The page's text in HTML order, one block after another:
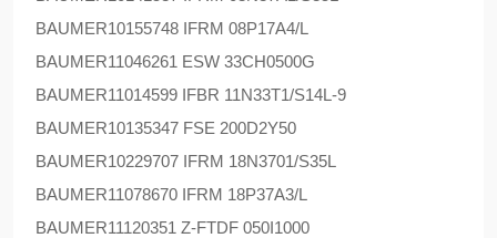
BAUMER10155748 IFRM 08P17A4/L
BAUMER11046261 ESW 33CH0500G
BAUMER11014599 IFBR 11N33T1/S14L-9
BAUMER10135347 FSE 200D2Y50
BAUMER10229707 IFRM 18N3701/S35L
BAUMER11078670 IFRM 18P37A3/L
BAUMER11120351 Z-FTDF 050I1000